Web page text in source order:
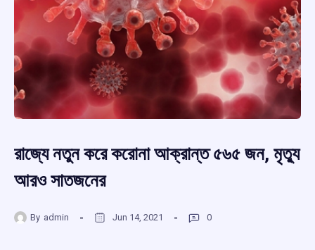
রাজ্যে নতুন করে করোনা আক্রান্ত ৫৬৫ জন, মৃত্যু
আরও সাতজনের
By admin Jun 14, 2021 0